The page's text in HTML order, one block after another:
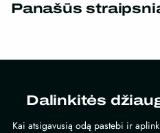
Panašūs
Dalinkitės
Kai atsigavusią odą pastebi ir